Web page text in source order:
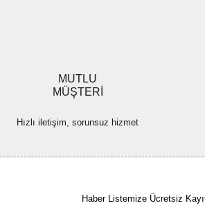
MUTLU
MÜŞTERİ
Hızlı iletişim, sorunsuz hizmet
Haber Listemize Ücretsiz